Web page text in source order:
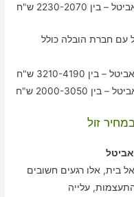
חדרים באביטל עם חברת הובלה כולל
זול
בית, אלו רגעים חשובים
עלייה